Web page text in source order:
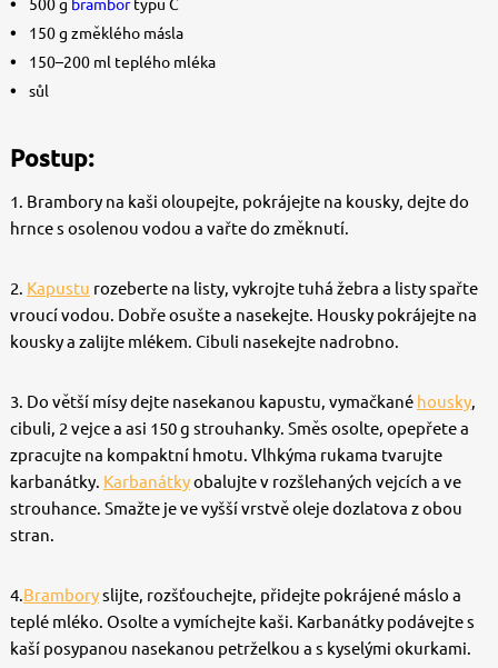
500 g brambortypu C
150 g změklého másla
150–200 ml teplého mléka
sůl
Postup:
1. Brambory na kaši oloupejte, pokrájejte na kousky, dejte do
hrnce s osolenou vodou a vařte do změknutí.
2. Kapustu rozeberte na listy, vykrojte tuhá žebra a listy spařte
vroucí vodou. Dobře osušte a nasekejte. Housky pokrájejte na
kousky a zalijte mlékem. Cibuli nasekejte nadrobno.
3. Do větší mísy dejte nasekanou kapustu, vymačkané housky,
cibuli, 2 vejce a asi 150 g strouhanky. Směs osolte, opepřete a
zpracujte na kompaktní hmotu. Vlhkýma rukama tvarujte
karbanátky. Karbanátkyobalujte v rozšlehaných vejcích a ve
strouhance. Smažte je ve vyšší vrstvě oleje dozlatova z obou
stran.
4.Bramboryslijte, rozšťouchejte, přidejte pokrájené máslo a
teplé mléko. Osolte a vymíchejte kaši. Karbanátky podávejte s
kaší posypanou nasekanou petrželkou a s kyselými okurkami.